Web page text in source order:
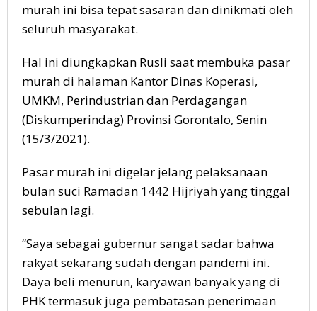
murah ini bisa tepat sasaran dan dinikmati oleh
seluruh masyarakat.
Hal ini diungkapkan Rusli saat membuka pasar
murah di halaman Kantor Dinas Koperasi,
UMKM, Perindustrian dan Perdagangan
(Diskumperindag) Provinsi Gorontalo, Senin
(15/3/2021).
Pasar murah ini digelar jelang pelaksanaan
bulan suci Ramadan 1442 Hijriyah yang tinggal
sebulan lagi.
“Saya sebagai gubernur sangat sadar bahwa
rakyat sekarang sudah dengan pandemi ini.
Daya beli menurun, karyawan banyak yang di
PHK termasuk juga pembatasan penerimaan